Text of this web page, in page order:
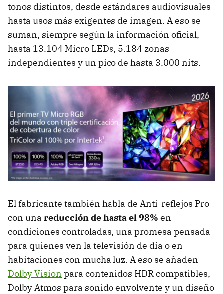
tonos distintos, desde estándares audiovisuales
hasta usos más exigentes de imagen. A eso se
suman, siempre según la información oficial,
hasta 13.104 Micro LEDs, 5.184 zonas
independientes y un pico de hasta 3.000 nits.
El fabricante también habla de Anti-reflejos Pro
con una reducción de hasta el 98% en
condiciones controladas, una promesa pensada
para quienes ven la televisión de día o en
habitaciones con mucha luz. A eso se añaden
Dolby Vision para contenidos HDR compatibles,
Dolby Atmos para sonido envolvente y un diseño